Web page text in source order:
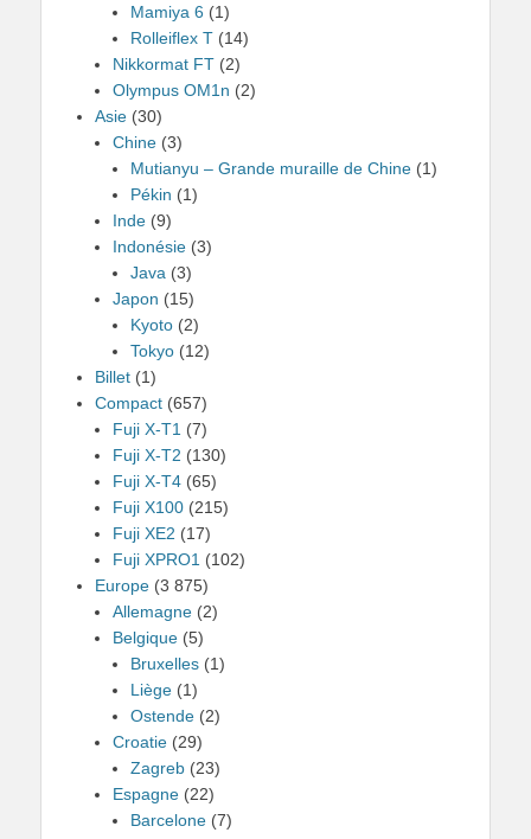
Mamiya 6 (1)
Rolleiflex T (14)
Nikkormat FT (2)
Olympus OM1n (2)
Asie (30)
Chine (3)
Mutianyu – Grande muraille de Chine (1)
Pékin (1)
Inde (9)
Indonésie (3)
Java (3)
Japon (15)
Kyoto (2)
Tokyo (12)
Billet (1)
Compact (657)
Fuji X-T1 (7)
Fuji X-T2 (130)
Fuji X-T4 (65)
Fuji X100 (215)
Fuji XE2 (17)
Fuji XPRO1 (102)
Europe (3 875)
Allemagne (2)
Belgique (5)
Bruxelles (1)
Liège (1)
Ostende (2)
Croatie (29)
Zagreb (23)
Espagne (22)
Barcelone (7)